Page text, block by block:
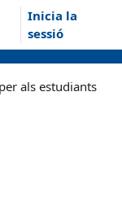
Inicia la
sessió
als estudiants